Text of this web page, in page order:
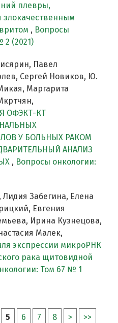
плевры,
, Вопросы
2 (2021)
Павел
Сергей Новиков, Ю.
Маргарита
ОФЭКТ-КТ
У БОЛЬНЫХ РАКОМ
АНАЛИЗ
, Вопросы онкологии:
Забегина, Елена
Евгения
Ирина Кузнецова,
Малек,
экспрессии микроРНК
рака щитовидной
Том 67 № 1
5 6 7 8 > >>